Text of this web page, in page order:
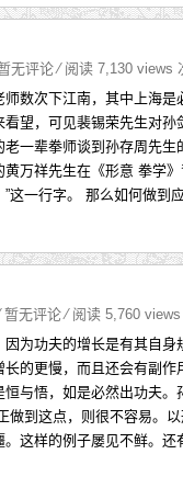
无评论⁄ 阅读 7,130 views
师数次下江南，其中上海
看望，可见裴锡荣先生对
老一辈拳师谈到孙存周先
黄万祥先生在《形意 拳学
”这一行字。 那么如何做到
暂无评论⁄ 阅读 5,760
因为功夫的增长是有其自
长的更慢，而且还会有副
与悟，如是必然出功夫。
做到这点，则很不容易。
。这样的例子屡见不鲜。还